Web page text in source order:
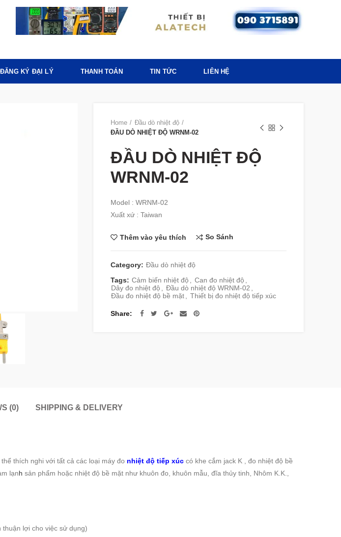
ĐĂNG KÝ ĐẠI LÝ THANH TOÁN TIN TỨC LIÊN HỆ
Home
Đầu dò nhiệt độ
ĐẦU DÒ NHIỆT ĐỘ WRNM-02
ĐẦU DÒ NHIỆT ĐỘ
WRNM-02
Model : WRNM-02
Xuất xứ : Taiwan
Thêm vào yêu thích So Sánh
Category: Đầu dò nhiệt độ
Tags: Cảm biến nhiệt độ , Can đo nhiệt độ ,
Dây đo nhiệt độ , Đầu dò nhiệt độ WRNM-02 ,
Đầu đo nhiệt độ bề mặt , Thiết bị đo nhiệt độ tiếp xúc
Share
(0) SHIPPING & DELIVERY
thích nghi với tất cả các loại máy đo nhiệt độ tiếp xúc có khe cắm jack K , đo nhiệt độ bề
lạnh sản phẩm hoặc nhiệt độ bề mặt như khuôn đo, khuôn mẫu, đĩa thủy tinh, Nhôm K.K.,
thuận lợi cho việc sử dụng)